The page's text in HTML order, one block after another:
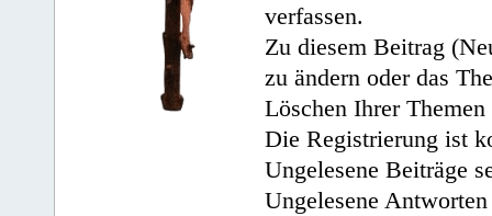
verfassen.
Zu diesem Beitrag
zu ändern oder das
Löschen Ihrer
Die Registrierung ist
Ungelesene Beiträge
Ungelesene